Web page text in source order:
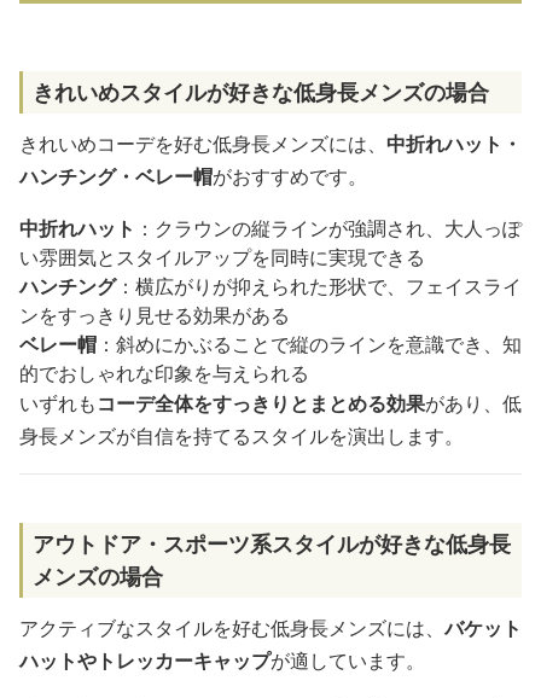
きれいめスタイルが好きな低身長メンズの場合
きれいめコーデを好む低身長メンズには、 中折れハット・
ハンチング・ベレー帽がおすすめです。
中折れハット ：クラウンの縦ラインが強調され、大人っぽ
い雰囲気とスタイルアップを同時に実現できる
ハンチング：横広がりが抑えられた形状で、フェイスライ
ンをすっきり見せる効果がある
ベレー帽 ：斜めにかぶることで縦のラインを意識でき、知
的でおしゃれな印象を与えられる
いずれもコーデ全体をすっきりとまとめる効果があり、低
身長メンズが自信を持てるスタイルを演出します。
アウトドア・スポーツ系スタイルが好きな低身長
メンズの場合
アクティブなスタイルを好む低身長メンズには、バケット
ハットやトレッカーキャップが適しています。